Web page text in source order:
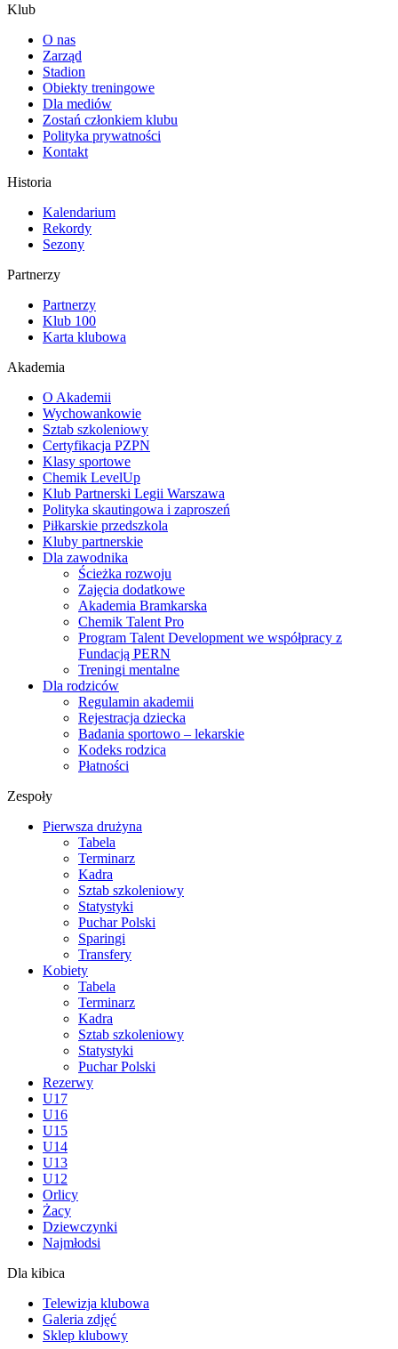
Klub
O nas
Zarząd
Stadion
Obiekty treningowe
Dla mediów
Zostań członkiem klubu
Polityka prywatności
Kontakt
Historia
Kalendarium
Rekordy
Sezony
Partnerzy
Partnerzy
Klub 100
Karta klubowa
Akademia
O Akademii
Wychowankowie
Sztab szkoleniowy
Certyfikacja PZPN
Klasy sportowe
Chemik LevelUp
Klub Partnerski Legii Warszawa
Polityka skautingowa i zaproszeń
Piłkarskie przedszkola
Kluby partnerskie
Dla zawodnika
Ścieżka rozwoju
Zajęcia dodatkowe
Akademia Bramkarska
Chemik Talent Pro
Program Talent Development we współpracy z
Fundacją PERN
Treningi mentalne
Dla rodziców
Regulamin akademii
Rejestracja dziecka
Badania sportowo – lekarskie
Kodeks rodzica
Płatności
Zespoły
Pierwsza drużyna
Tabela
Terminarz
Kadra
Sztab szkoleniowy
Statystyki
Puchar Polski
Sparingi
Transfery
Kobiety
Tabela
Terminarz
Kadra
Sztab szkoleniowy
Statystyki
Puchar Polski
Rezerwy
U17
U16
U15
U14
U13
U12
Orlicy
Żacy
Dziewczynki
Najmłodsi
Dla kibica
Telewizja klubowa
Galeria zdjęć
Sklep klubowy